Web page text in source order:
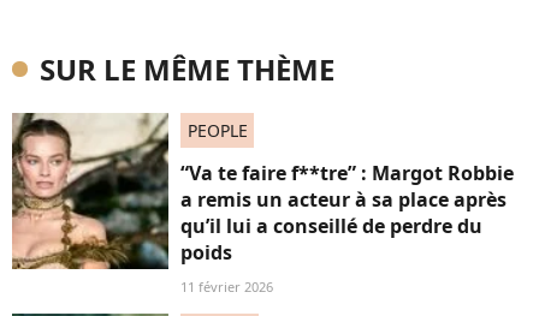
SUR LE MÊME THÈME
PEOPLE
“Va te faire f**tre” : Margot Robbie
a remis un acteur à sa place après
qu’il lui a conseillé de perdre du
poids
11 février 2026